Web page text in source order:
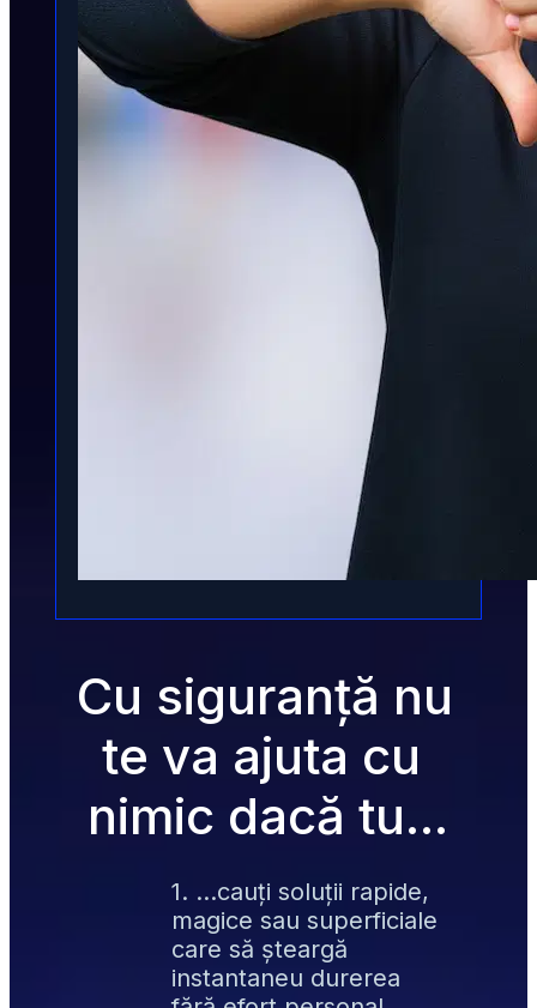
1. …cauți soluții rapide,
magice sau superficiale
care să șteargă
instantaneu durerea
Cu siguranță nu
te va ajuta cu
nimic dacă tu...